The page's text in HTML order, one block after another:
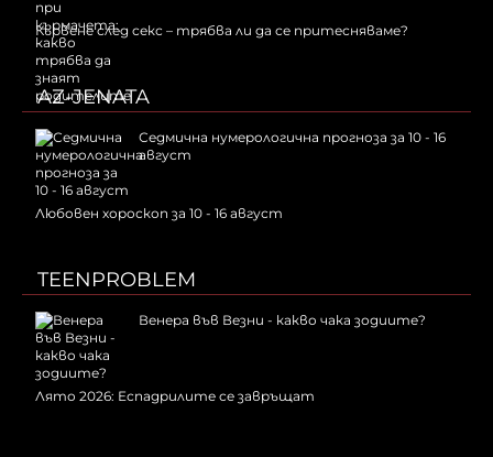
Кървене след секс – трябва ли да се притесняваме?
AZ-JENATA
Седмична нумерологична прогноза за 10 - 16
август
Любовен хороскоп за 10 - 16 август
TEENPROBLEM
Венера във Везни - какво чака зодиите?
Лято 2026: Еспадрилите се завръщат